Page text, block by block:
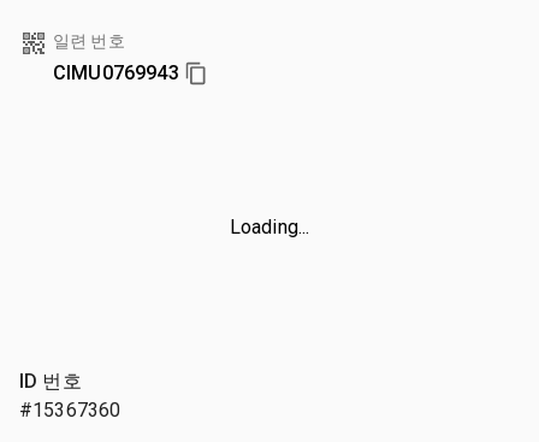
일련 번호
CIMU0769943
Loading...
ID 번호
#15367360